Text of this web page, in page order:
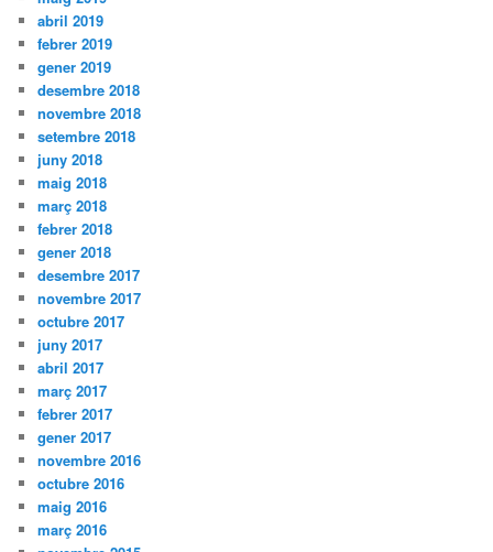
abril 2019
febrer 2019
gener 2019
desembre 2018
novembre 2018
setembre 2018
juny 2018
maig 2018
març 2018
febrer 2018
gener 2018
desembre 2017
novembre 2017
octubre 2017
juny 2017
abril 2017
març 2017
febrer 2017
gener 2017
novembre 2016
octubre 2016
maig 2016
març 2016